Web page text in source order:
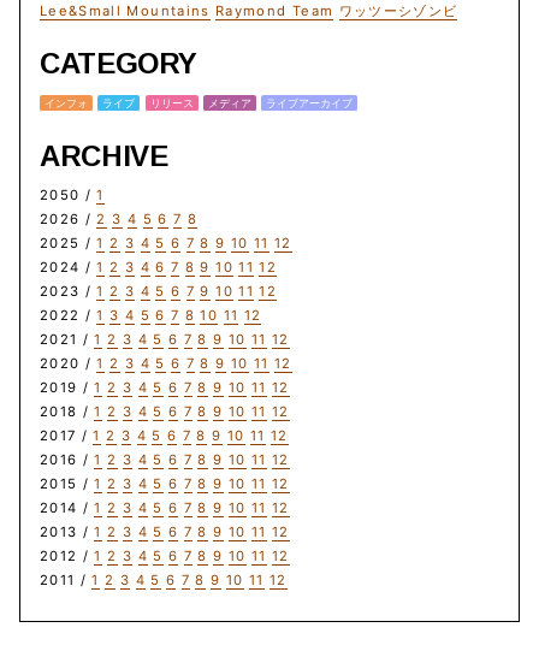
Lee&Small Mountains Raymond Team ワッツーシゾンビ
CATEGORY
インフォ ライブ リリース メディア ライブアーカイブ
ARCHIVE
2050 /1
2026 /2 3 4 5 6 7 8
2025 /1 2 3 4 5 6 7 8 9 10 11 12
2024 /1 2 3 4 6 7 8 9 10 11 12
2023 /1 2 3 4 5 6 7 9 10 11 12
2022 /1 3 4 5 6 7 8 10 11 12
2021 /1 2 3 4 5 6 7 8 9 10 11 12
2020 /1 2 3 4 5 6 7 8 9 10 11 12
2019 /1 2 3 4 5 6 7 8 9 10 11 12
2018 /1 2 3 4 5 6 7 8 9 10 11 12
2017 /1 2 3 4 5 6 7 8 9 10 11 12
2016 /1 2 3 4 5 6 7 8 9 10 11 12
2015 /1 2 3 4 5 6 7 8 9 10 11 12
2014 /1 2 3 4 5 6 7 8 9 10 11 12
2013 /1 2 3 4 5 6 7 8 9 10 11 12
2012 /1 2 3 4 5 6 7 8 9 10 11 12
2011 /1 2 3 4 5 6 7 8 9 10 11 12